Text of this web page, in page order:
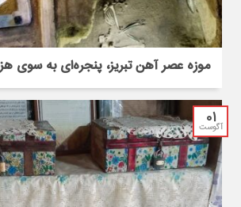
موزه عصر آهن تبریز، پنجره‌ای به سوی
01
آگوست